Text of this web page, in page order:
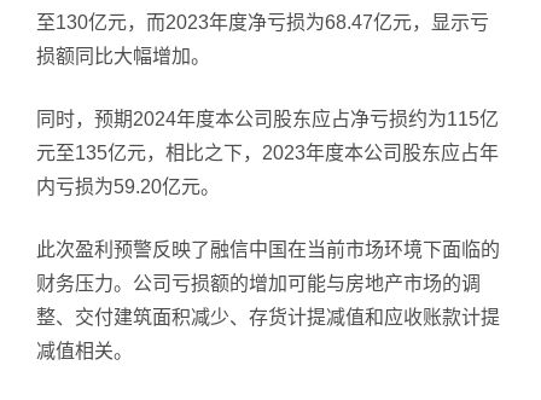
至130亿元，而2023年度净亏损为68.47亿元，显示亏
损额同比大幅增加。
同时，预期2024年度本公司股东应占净亏损约为115亿
元至135亿元，相比之下，2023年度本公司股东应占年
内亏损为59.20亿元。
此次盈利预警反映了融信中国在当前市场环境下面临的
财务压力。公司亏损额的增加可能与房地产市场的调
整、交付建筑面积减少、存货计提减值和应收账款计提
减值相关。